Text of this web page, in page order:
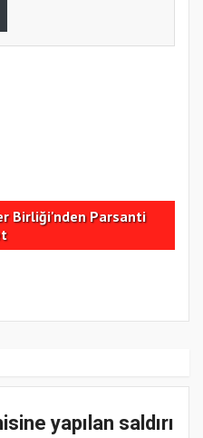
Birliği'nden Parsanti
yapılan saldırı